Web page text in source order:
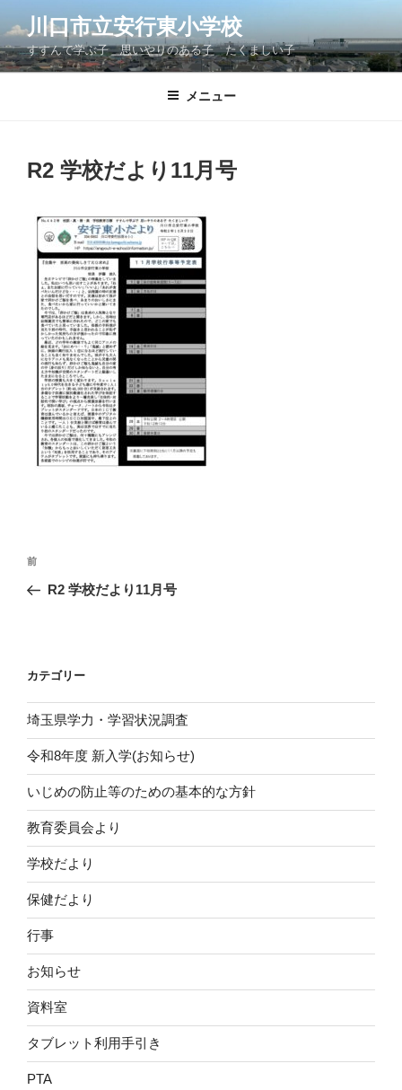
ン
テ
ン
川口市立安行東小学校
すすんで学ぶ子 思いやりのある子 たくましい子
メニュー
R2 学校だより11月号
投
ナ
ー
シ
ョ
ン
前
の
前
R2 学校だより11月号
カテゴリー
埼玉県学力・学習状況調査
令和8年度 新入学(お知らせ)
いじめの防止等のための基本的な方針
教育委員会より
学校だより
保健だより
行事
お知らせ
資料室
タブレット利用手引き
PTA